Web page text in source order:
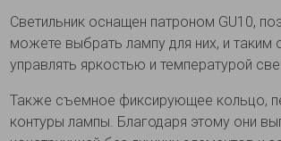
Светильник оснащен патроном GU10,
можете выбрать лампу для них, и таким
управлять яркостью и температурой
Также съемное фиксирующее кольцо,
контуры лампы. Благодаря этому они